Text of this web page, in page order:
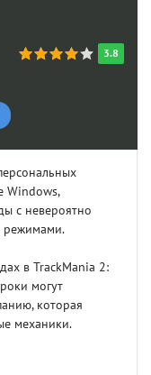
3.8
Windows,
с невероятно
режимами.
в TrackMania 2:
могут
которая
механики.